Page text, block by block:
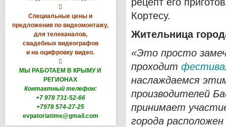

Специальные цены и
предложения по видеомонтажу,
для телеканалов,
свадебных видеографов
и на оцифровку видео.

МЫ РАБОТАЕМ В КРЫМУ И
РЕГИОНАХ
Контактный телефон:
+7 978 731-52-66
+7978 574-27-25
evpatoriatime@gmail.com
Кортесу.
Жительница
«Это просто
проходит
наслаждаемся
производителей
принимает
города